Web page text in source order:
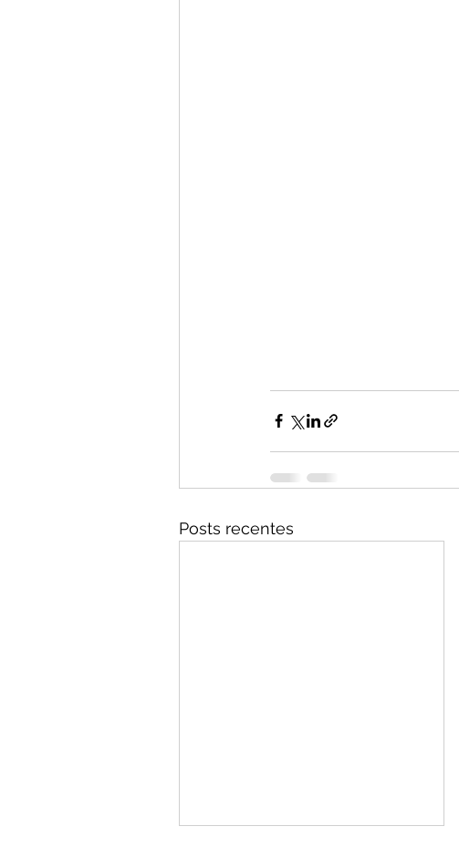
Posts recentes